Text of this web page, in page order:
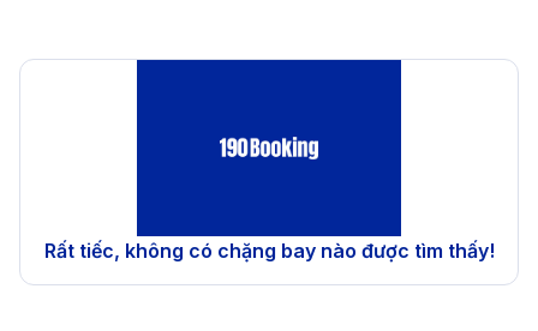
Rất tiếc, không có chặng bay nào được tìm thấy!